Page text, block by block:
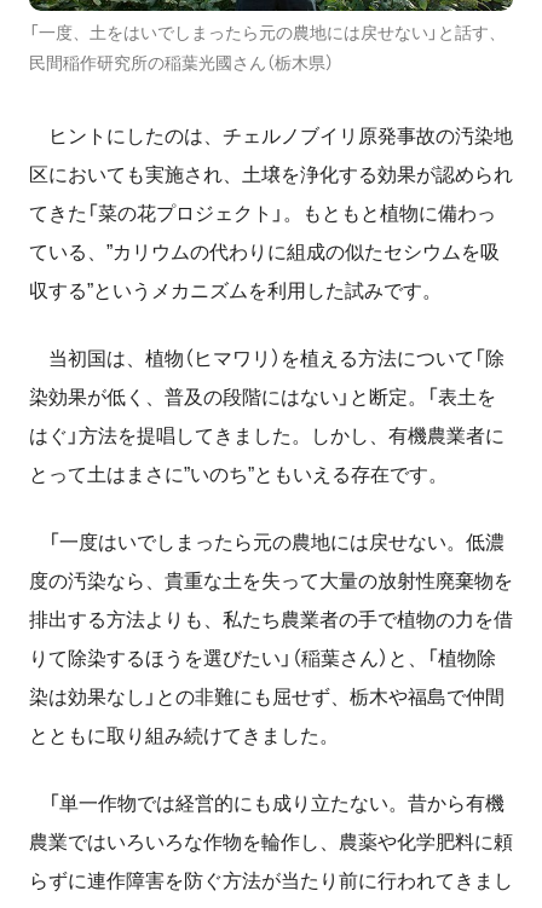
「一度、土をはいでしまったら元の農地には戻せない」と話す、
民間稲作研究所の稲葉光國さん（栃木県）
ヒントにしたのは、チェルノブイリ原発事故の汚染地
区においても実施され、土壌を浄化する効果が認められ
てきた「菜の花プロジェクト」。もともと植物に備わっ
ている、”カリウムの代わりに組成の似たセシウムを吸
収する”というメカニズムを利用した試みです。
当初国は、植物（ヒマワリ）を植える方法について「除
染効果が低く、普及の段階にはない」と断定。「表土を
はぐ」方法を提唱してきました。しかし、有機農業者に
とって土はまさに”いのち”ともいえる存在です。
「一度はいでしまったら元の農地には戻せない。低濃
度の汚染なら、貴重な土を失って大量の放射性廃棄物を
排出する方法よりも、私たち農業者の手で植物の力を借
りて除染するほうを選びたい」（稲葉さん）と、「植物除
染は効果なし」との非難にも屈せず、栃木や福島で仲間
とともに取り組み続けてきました。
「単一作物では経営的にも成り立たない。昔から有機
農業ではいろいろな作物を輪作し、農薬や化学肥料に頼
らずに連作障害を防ぐ方法が当たり前に行われてきまし